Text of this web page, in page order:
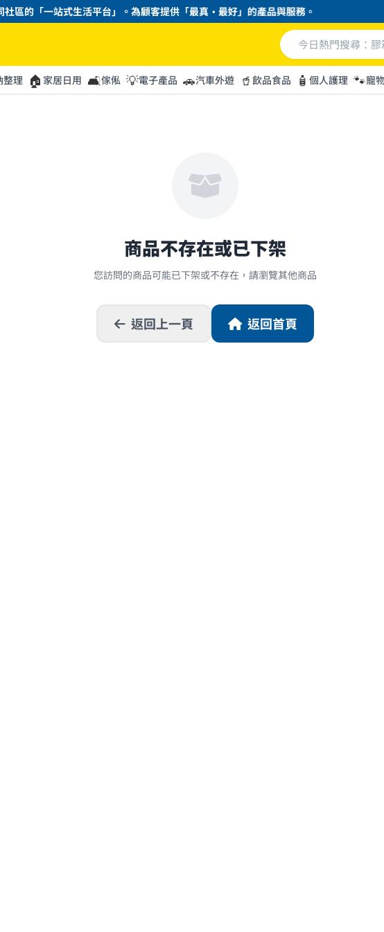
的「一站式生活平台」。為顧客提供「最真・最好」的產品與服務。
整理 🏠 家居日用 🛋️傢俬 💡電子產品 🚗汽車外遊 🥤 飲品食品 🧴 個人護理 🐾寵
商品不存在或已下架
您訪問的商品可能已下架或不存在，請瀏覽其他商品
返回上一頁 返回首頁